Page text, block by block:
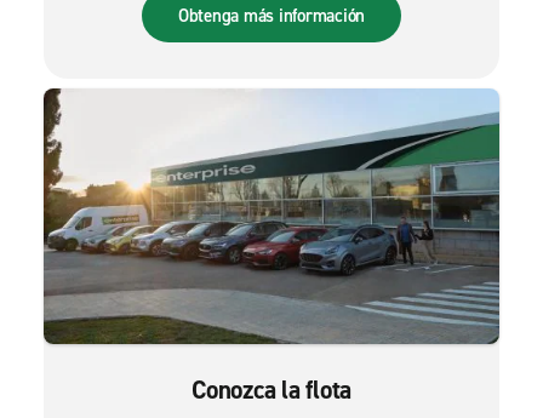
Obtenga más información
Conozca la flota